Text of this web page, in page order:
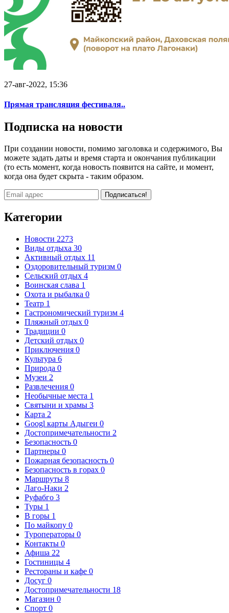
27-авг-2022, 15:36
Прямая трансляция фестиваля..
Подписка на новости
При создании новости, помимо заголовка и содержимого, Вы
можете задать даты и время старта и окончания публикации
(то есть момент, когда новость появится на сайте, и момент,
когда она будет скрыта - таким образом.
Подписаться!
Категории
Новости 2273
Виды отдыха 30
Активный отдых 11
Оздоровительный туризм 0
Сельский отдых 4
Воинская слава 1
Охота и рыбалка 0
Театр 1
Гастрономический туризм 4
Пляжный отдых 0
Традиции 0
Детский отдых 0
Приключения 0
Культура 6
Природа 0
Музеи 2
Развлечения 0
Необычные места 1
Святыни и храмы 3
Карта 2
Googl карты Адыгеи 0
Достопримечательности 2
Безопасность 0
Партнеры 0
Пожарная безопасность 0
Безопасность в горах 0
Маршруты 8
Лаго-Наки 2
Руфабго 3
Туры 1
В горы 1
По майкопу 0
Туроператоры 0
Контакты 0
Афиша 22
Гостиницы 4
Рестораны и кафе 0
Досуг 0
Достопримечательности 18
Магазин 0
Спорт 0